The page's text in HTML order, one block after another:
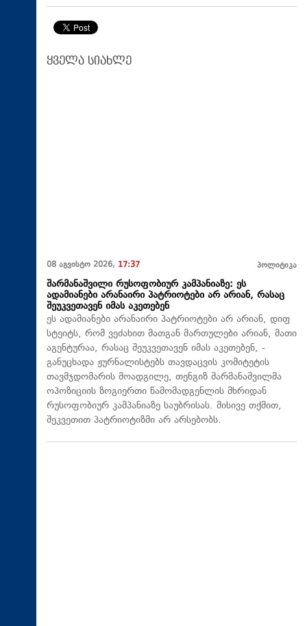
ყველა სიახლე
08 აგვისტო 2026, 17:37 პოლიტიკა
შარმანაშვილი რუსოფობიურ კამპანიაზე: ეს
ადამიანები არანაირი პატრიოტები არ არიან, რასაც
შეუკვეთავენ იმას აკეთებენ
ეს ადამიანები არანაირი პატრიოტები არ არიან, დიფ
სტეიტს, რომ ვეძახით მათგან მართულები არიან, მათი
აგენტურაა, რასაც შეუკვეთავენ იმას აკეთებენ, -
განუცხადა ჟურნალისტებს თავდაცვის კომიტეტის
თავმჯდომარის მოადგილე, თენგიზ შარმანაშვილმა
ოპოზიციის ზოგიერთი წამომადგენლის მხრიდან
რუსოფობიურ კამპანიაზე საუბრისას. მისივე თქმით,
შეკვეთით პატრიოტიზმი არ არსებობს.